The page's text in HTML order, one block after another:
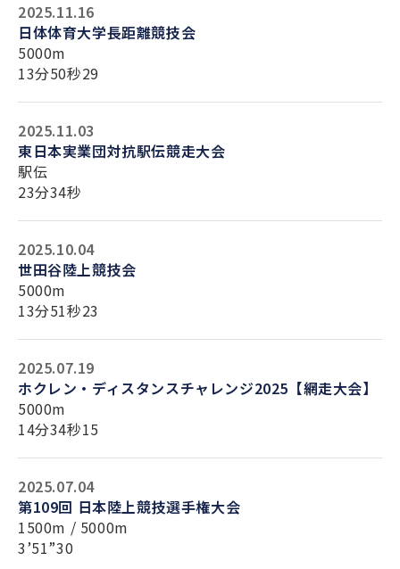
2025.11.16
日体体育大学長距離競技会
5000m
13分50秒29
2025.11.03
東日本実業団対抗駅伝競走大会
駅伝
23分34秒
2025.10.04
世田谷陸上競技会
5000m
13分51秒23
2025.07.19
ホクレン・ディスタンスチャレンジ2025【網走大会】
5000m
14分34秒15
2025.07.04
第109回 日本陸上競技選手権大会
1500m / 5000m
3’51”30